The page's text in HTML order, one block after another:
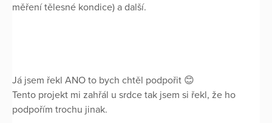
měření tělesné kondice) a další.
Já jsem řekl ANO to bych chtěl podpořit 😊
Tento projekt mi zahřál u srdce tak jsem si řekl, že ho
podpořím trochu jinak.